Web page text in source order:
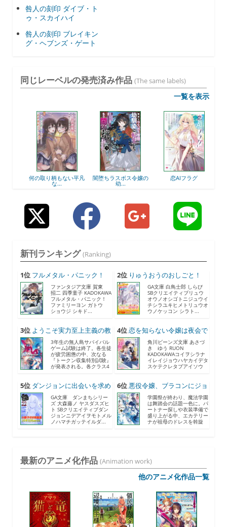
咎人の刻印 ダイブ・ト
ゥ・スカイハイ
咎人の刻印 ブレイキン
グ・ヘブンズ・ゲート
同じレーベルの発売済み作品 (The same labels)
一覧を表示
何の取り柄もない平凡
な...
闇堕ちラスボス令嬢の
幼...
恋AIフラグ
新刊ランキング (Ranking)
1位 フルメタル・パニック！
F...
ファンタジア文庫 賀東
招二 四季童子 KADOKAWA
フルメタル・パニック！
ファミリーヨン ガトウ
ショウジ シキド...
2位 りゅうおうのおしごと！
21...
GA文庫 白鳥士郎 しらび
SBクリエイティブリュウ
オウノオシゴトニジュウイ
チシラユキヒメトリュウオ
ウノケッコン シラト...
3位 ようこそ実力至上主義の教
室...
3年生の無人島サバイバル
ゲーム試験は終了。各生徒
が疲労困憊の中、次なる
『トークン収集特別試験』
が発表される。各クラス4
4位恋を知らない令嬢は夜会で
助...
角川ビーンズ文庫 あさづ
き ゆう RUON
KADOKAWAコイヲシラナ
イレイジョウハヤカイデタ
スケテクレタブアイソウ
5位 ダンジョンに出会いを求め
る...
GA文庫 ダンまちシリー
ズ 大森藤ノ ヤスダスズヒ
ト SBクリエイティブダン
ジョンニデアイヲモトメル
ノハマチガッテイルダ...
6位悪役令嬢、ブラコンにジョ
ブ...
学園祭が終わり、魔法学園
は舞踏会の話題一色に。パ
ートナー探しや衣装準備で
盛り上がる中、エカテリー
ナが祖母のドレスを斡旋
最新のアニメ化作品 (Animation work)
他のアニメ化作品一覧